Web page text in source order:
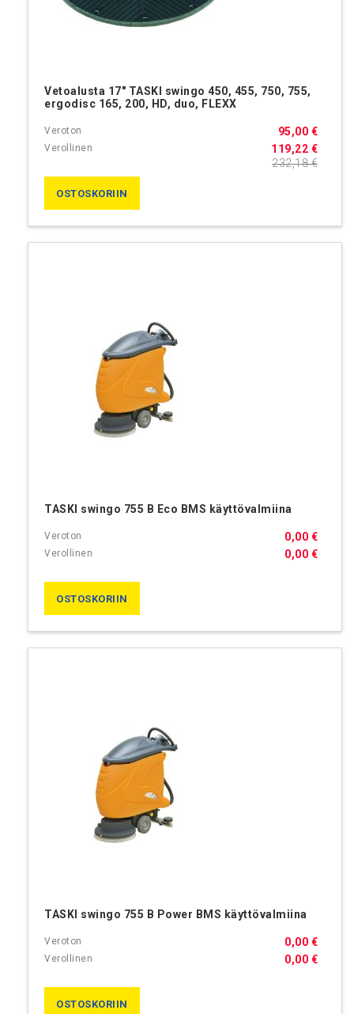
Vetoalusta 17" TASKI swingo 450, 455, 750, 755,
ergodisc 165, 200, HD, duo, FLEXX
119,22 €
95,00 €
232,18 €
OSTOSKORIIN
TASKI swingo 755 B Eco BMS käyttövalmiina
0,00 €
0,00 €
OSTOSKORIIN
TASKI swingo 755 B Power BMS käyttövalmiina
0,00 €
0,00 €
OSTOSKORIIN